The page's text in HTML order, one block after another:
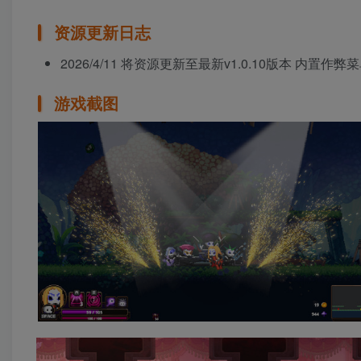
资源更新日志
2026/4/11 将资源更新至最新v1.0.10版本 内置作弊
游戏截图